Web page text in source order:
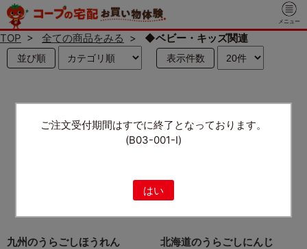
ご注文受付期間はすでに終了となっております。
(B03-001-I)
はい
メニュー
TOP > 全ての商品をみる > ◆ベビー・キッズ関連
並び順 表示件数
九州のうらごしほうれん
北海道のうらごしにんじ